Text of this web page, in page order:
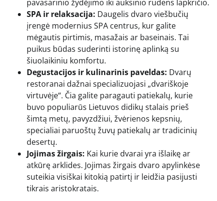
pavasarinio žydėjimo iki auksinio rudens lapkričio.
SPA ir relaksacija: Daugelis dvaro viešbučių
įrengė modernius SPA centrus, kur galite
mėgautis pirtimis, masažais ar baseinais. Tai
puikus būdas suderinti istorinę aplinką su
šiuolaikiniu komfortu.
Degustacijos ir kulinarinis paveldas: Dvarų
restoranai dažnai specializuojasi „dvariškoje
virtuvėje“. Čia galite paragauti patiekalų, kurie
buvo populiarūs Lietuvos didikų stalais prieš
šimtą metų, pavyzdžiui, žvėrienos kepsnių,
specialiai paruoštų žuvų patiekalų ar tradicinių
desertų.
Jojimas žirgais: Kai kurie dvarai yra išlaikę ar
atkūrę arklides. Jojimas žirgais dvaro apylinkėse
suteikia visiškai kitokią patirtį ir leidžia pasijusti
tikrais aristokratais.